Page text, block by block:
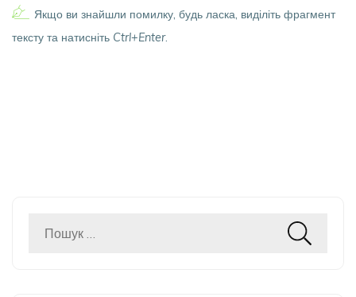
Якщо ви знайшли помилку, будь ласка, виділіть фрагмент
тексту та натисніть Ctrl+Enter.
Пошук: